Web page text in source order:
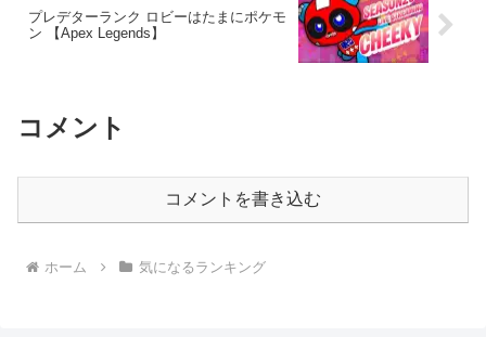
プレデターランク ロビーはたまにポケモ
ン 【Apex Legends】
コメント
コメントを書き込む
ホーム 気になるランキング